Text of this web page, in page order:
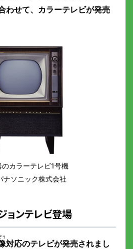
わせて、カラーテレビが発売
カラーテレビ1号機
ナソニック株式会社
ンテレビ登場
対応のテレビが発売されまし